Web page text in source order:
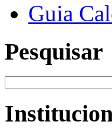
Guia
Pesquisar